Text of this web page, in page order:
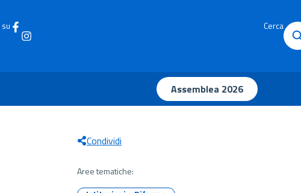
Cerca
Assemblea 2026
Condividi
Aree tematiche: